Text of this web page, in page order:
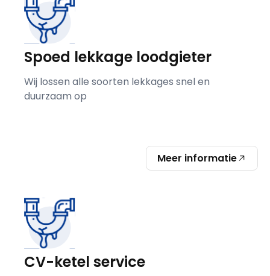
Spoed lekkage loodgieter
Wij lossen alle soorten lekkages snel en
duurzaam op
Meer informatie
CV-ketel service